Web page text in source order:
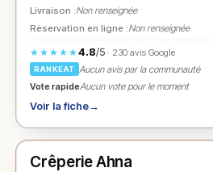
Livraison :Non renseignée
Réservation en ligne :Non renseignée
★★★★★4.8/5· 230 avis Google
RANKEAT
Aucun avis par la communauté
Vote rapideAucun vote pour le moment
Voir la fiche→
★ N° 3
Crêperie Ahna